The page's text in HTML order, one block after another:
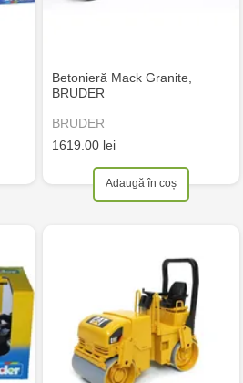
Betonieră Mack Granite,
BRUDER
BRUDER
1619.00 lei
Adaugă în coș